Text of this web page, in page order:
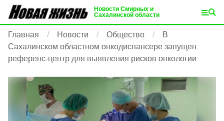
Новости Смирных и
Сахалинской области
Главная Новости Общество
В
Сахалинском областном онкодиспансере запущен
референс-центр для выявления рисков онкологии